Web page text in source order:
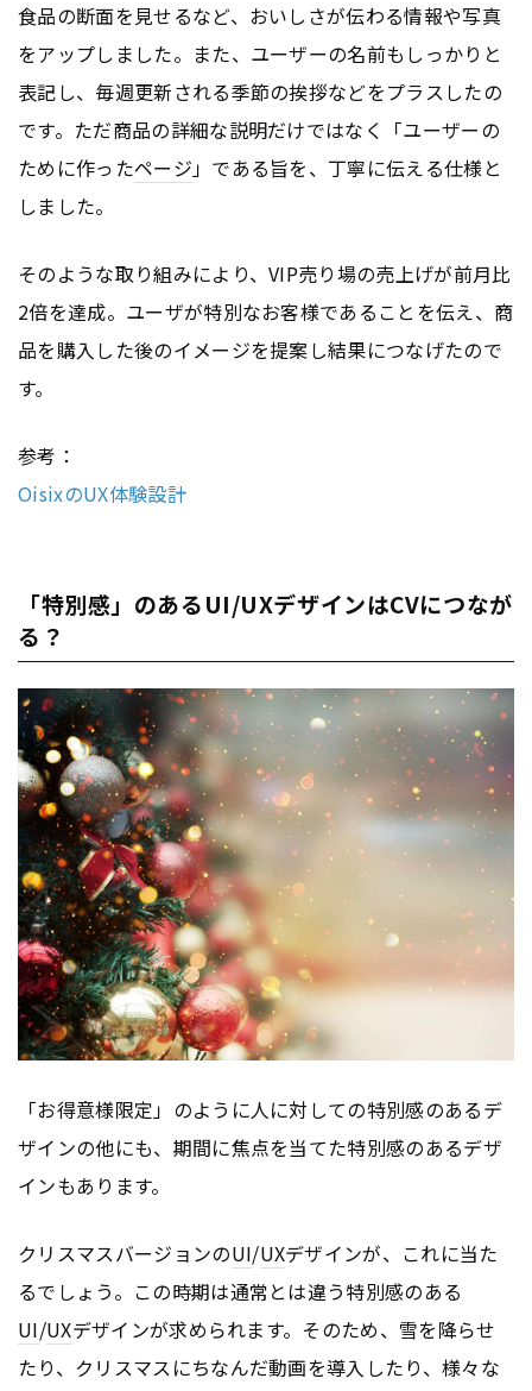
食品の断面を見せるなど、おいしさが伝わる情報や写真
をアップしました。また、ユーザーの名前もしっかりと
表記し、毎週更新される季節の挨拶などをプラスしたの
です。ただ商品の詳細な説明だけではなく「ユーザーの
ために作ったページ」である旨を、丁寧に伝える仕様と
しました。
そのような取り組みにより、VIP売り場の売上げが前月比
2倍を達成。ユーザが特別なお客様であることを伝え、商
品を購入した後のイメージを提案し結果につなげたので
す。
参考：
OisixのUX体験設計
「特別感」のあるUI/UXデザインはCVにつなが
る？
「お得意様限定」のように人に対しての特別感のあるデ
ザインの他にも、期間に焦点を当てた特別感のあるデザ
インもあります。
クリスマスバージョンのUI/UXデザインが、これに当た
るでしょう。この時期は通常とは違う特別感のある
UI/UXデザインが求められます。そのため、雪を降らせ
たり、クリスマスにちなんだ動画を導入したり、様々な